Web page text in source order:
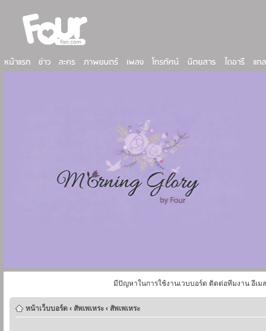
มีปัญหาในการใช้งานเวบบอร์ด ติดต่อทีมงาน อีเม
หน้าเว็บบอร์ด ‹ สัพเพเหระ ‹ สัพเพเหระ